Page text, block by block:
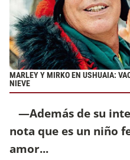
MARLEY Y MIRKO EN USHUAIA:
NIEVE
—Además de su
nota que es un niño
amor...